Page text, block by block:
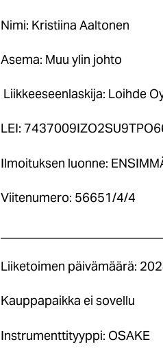
Nimi: Kristiina Aaltonen
Asema: Muu ylin johto
Liikkeeseenlaskija: Loihde
LEI:
Ilmoituksen luonne:
Viitenumero: 56651/4/4
Liiketoimen päivämäärä:
Kauppapaikka ei sovellu
Instrumenttityyppi: OSAKE